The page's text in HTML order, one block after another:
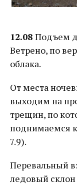
12.08 Подъем
Ветрено, по
облака.
От места
выходим на
трещин, по
поднимаемся
7.9).
Перевальный
ледовый